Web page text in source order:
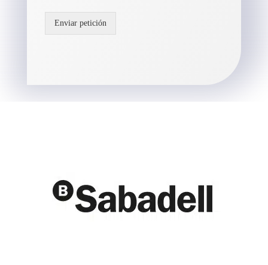
Enviar petición